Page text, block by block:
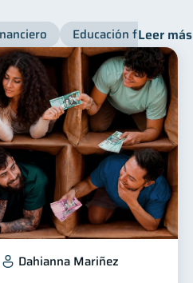
Educación financiera
Leer más
Dahianna Mariñez